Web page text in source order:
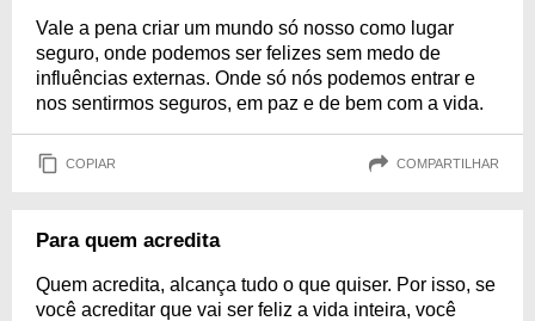
Vale a pena criar um mundo só nosso como lugar
seguro, onde podemos ser felizes sem medo de
influências externas. Onde só nós podemos entrar e
nos sentirmos seguros, em paz e de bem com a vida.
COPIAR COMPARTILHAR
Para quem acredita
Quem acredita, alcança tudo o que quiser. Por isso, se
você acreditar que vai ser feliz a vida inteira, você